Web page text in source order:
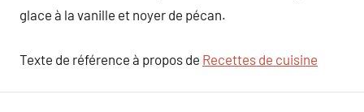
glace à la vanille et noyer de pécan.
Texte de référence à propos de Recettes de cuisine